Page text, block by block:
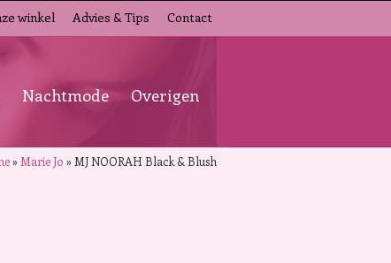
winkel Advies & Tips Contact
Nachtmode Overigen
» Marie Jo » MJ NOORAH Black & Blush